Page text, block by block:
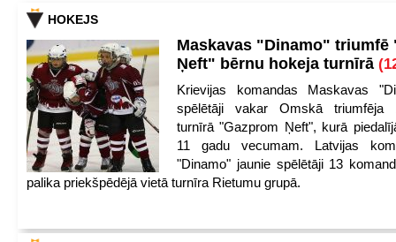
HOKEJS
Maskavas "Dinamo" triumfē
Ņeft" bērnu hokeja turnīrā
Krievijas komandas Maskavas
spēlētāji vakar Omskā triumfēja
turnīrā "Gazprom Ņeft", kurā
11 gadu vecumam. Latvijas
"Dinamo" jaunie spēlētāji 13
palika priekšpēdējā vietā turnīra Rietumu grupā.